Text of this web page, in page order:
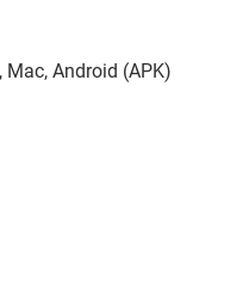
Mac, Android (APK)